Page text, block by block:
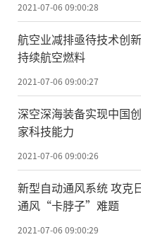
2021-07-06 09:00:28
航空业减排亟待技术创
持续航空燃料
2021-07-06 09:00:27
深空深海装备实现中国
家科技能力
2021-07-06 09:00:26
新型自动通风系统 攻克
通风“卡脖子”难题
2021-07-06 09:00:29